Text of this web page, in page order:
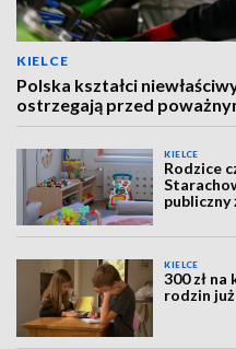
KIELCE
Polska kształci
ostrzegają przed
KIELCE
Rodzice
publiczny
KIELCE
300 zł na
rodzin